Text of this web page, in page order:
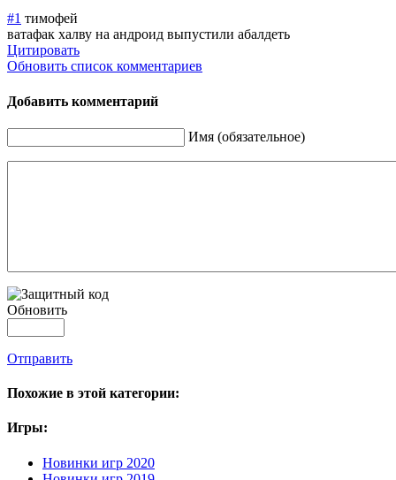
#1 тимофей
ватафак халву на андроид выпустили абалдеть
Цитировать
Обновить список комментариев
Добавить комментарий
Имя (обязательное)
Обновить
Отправить
Похожие в этой категории:
Игры:
Новинки игр 2020